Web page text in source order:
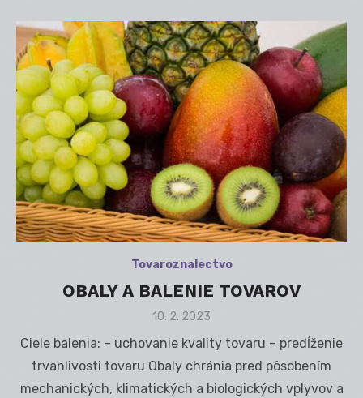
Tovaroznalectvo
OBALY A BALENIE TOVAROV
Posted
10. 2. 2023
Ciele balenia: – uchovanie kvality tovaru – predĺženie
trvanlivosti tovaru Obaly chránia pred pôsobením
mechanických, klimatických a biologických vplyvov a